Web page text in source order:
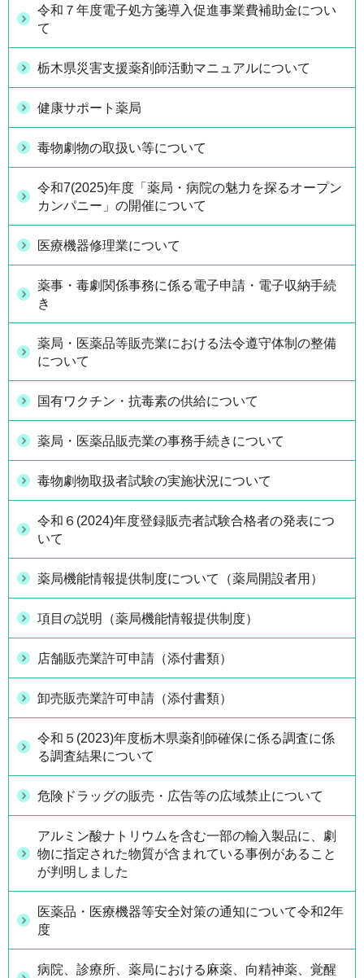
令和７年度電子処方箋導入促進事業費補助金につい
て
栃木県災害支援薬剤師活動マニュアルについて
健康サポート薬局
毒物劇物の取扱い等について
令和7(2025)年度「薬局・病院の魅力を探るオープン
カンパニー」の開催について
医療機器修理業について
薬事・毒劇関係事務に係る電子申請・電子収納手続
き
薬局・医薬品等販売業における法令遵守体制の整備
について
国有ワクチン・抗毒素の供給について
薬局・医薬品販売業の事務手続きについて
毒物劇物取扱者試験の実施状況について
令和６(2024)年度登録販売者試験合格者の発表につ
いて
薬局機能情報提供制度について（薬局開設者用）
項目の説明（薬局機能情報提供制度）
店舗販売業許可申請（添付書類）
卸売販売業許可申請（添付書類）
令和５(2023)年度栃木県薬剤師確保に係る調査に係
る調査結果について
危険ドラッグの販売・広告等の広域禁止について
アルミン酸ナトリウムを含む一部の輸入製品に、劇
物に指定された物質が含まれている事例があること
が判明しました
医薬品・医療機器等安全対策の通知について令和2年
度
病院、診療所、薬局における麻薬、向精神薬、覚醒